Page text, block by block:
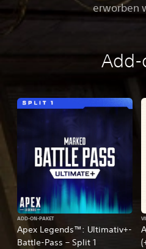
erworben
Add-
Apex Legends™: Ultimativ+-
Battle-Pass – Split 1
ADD-ON-PAKET